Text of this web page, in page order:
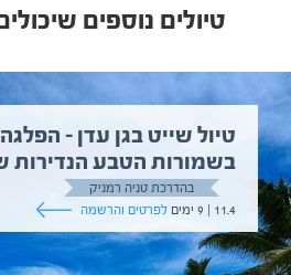
טיולים נוספים
טיול שייט בגן עדן – הפלגה
בשמורות הטבע הנדירות
בהדרכת טניה רמניק
11.4 | 9 ימים
לפרטים והרשמה